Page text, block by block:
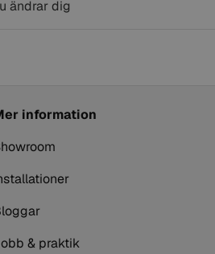
ändrar dig
information
& praktik